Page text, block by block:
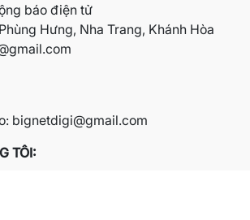
báo điện tử
Hưng, Nha Trang, Khánh Hòa
bignetdigi@gmail.com
TÔI: